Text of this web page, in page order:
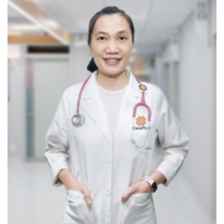
mẹ, tư vấn tiêm ngừa; Hướng dẫn ăn dặm, chăm sóc răng miệng,
luyện ngủ,...
✔Gói khám tổng quát cho trẻ 1-6 tuổi
Đánh giá tình trạng sức khỏe, phát triển tâm thần vận động, tăng
trưởng thể chất, dinh dưỡng, các bệnh lý tim mạch, hô hấp, thần
kinh, cơ xương khớp, tư vấn tiêm ngừa,...; Xét nghiệm máu, sắt,
siêu âm bụng
Gói khám tổng quát cho trẻ 6-10 tuổi
Đánh giá phát triển tâm thần, vận động, tầm soát nguy cơ dậy thì
sớm; Đánh giá dinh dưỡng, các bệnh lý tim mạch, hô hấp, thần
kinh, cơ xương khớp; Kiểm tra các tật về khúc xạ; Phát hiện và
can thiệp sớm các các bệnh về răng trong giai đoạn chuyển đổi từ
răng sữa qua răng vĩnh viễn,...; Tư vấn tiêm ngừa; Xét nghiệm
máu, sắt, nước tiểu; Siêu âm bụng.
Gói khám tổng quát cho trẻ 10-16 tuổi
Đánh giá phát triển, tư vấn chế độ sinh hoạt, dinh dưỡng giúp